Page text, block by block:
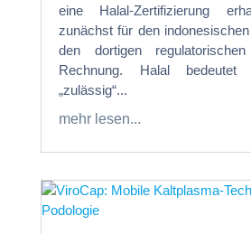
eine Halal-Zertifizierung
zunächst für den
den dortigen regulatorischen
Rechnung. Halal bedeutet
„zulässig“...
mehr lesen...